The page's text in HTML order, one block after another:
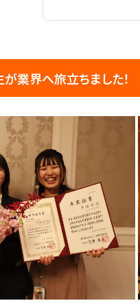
が業界へ旅立ちました！